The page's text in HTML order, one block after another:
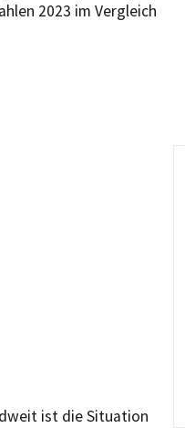
2023 im Vergleich
ist die Situation